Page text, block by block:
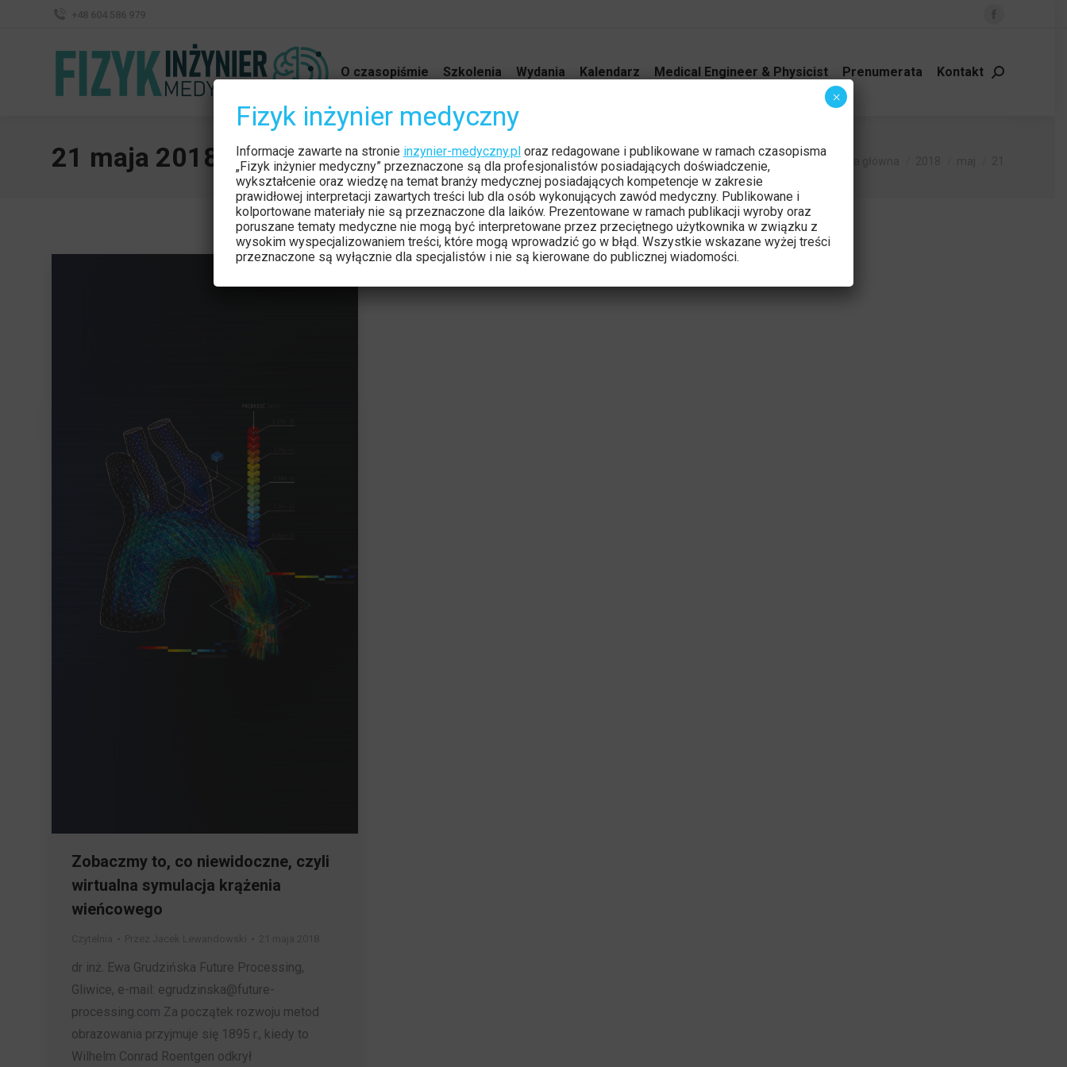
Facebook
opens
O czasopiśmie Szkolenia Wydania Kalendarz Medical Engineer & Physicist Prenumerata Kontakt Szukaj:
21 maja 2018 Jesteś tutaj:
Zobaczmy to, co niewidoczne, czyli
wirtualna symulacja krążenia
wieńcowego
dr inż. Ewa Grudzińska Future Processing,
Gliwice, e-mail: egrudzinska@future-
processing.com Za początek rozwoju metod
obrazowania przyjmuje się 1895 r., kiedy to
Wilhelm Conrad Roentgen odkrył
Fizyk inżynier medyczny
Informacje zawarte na stronie inzynier-medyczny.ploraz redagowane i publikowane w ramach czasopisma
„Fizyk inżynier medyczny” przeznaczone są dla profesjonalistów posiadających doświadczenie,
wykształcenie oraz wiedzę na temat branży medycznej posiadających kompetencje w zakresie
prawidłowej interpretacji zawartych treści lub dla osób wykonujących zawód medyczny. Publikowane i
kolportowane materiały nie są przeznaczone dla laików. Prezentowane w ramach publikacji wyroby oraz
poruszane tematy medyczne nie mogą być interpretowane przez przeciętnego użytkownika w związku z
wysokim wyspecjalizowaniem treści, które mogą wprowadzić go w błąd. Wszystkie wskazane wyżej treści
przeznaczone są wyłącznie dla specjalistów i nie są kierowane do publicznej wiadomości.
×